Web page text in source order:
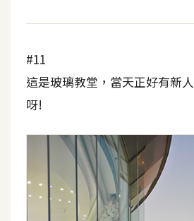
#11
這是玻璃教堂，當天正好有新
呀!